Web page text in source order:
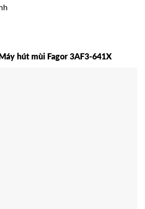
hút mùi Fagor 3AF3-641X